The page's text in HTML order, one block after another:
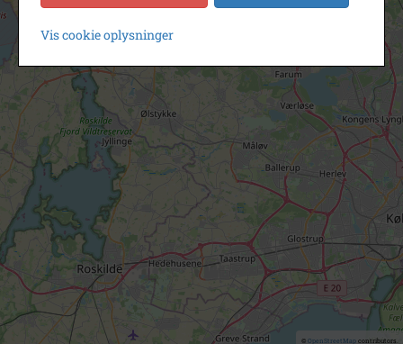
© OpenStreetMapcontributors.
Vis cookie oplysninger